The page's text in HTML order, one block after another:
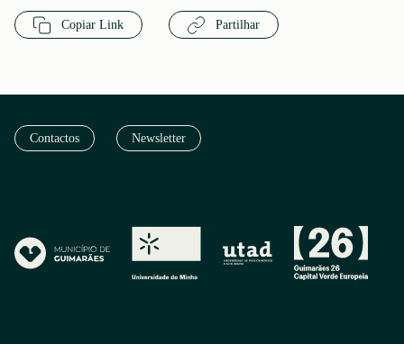
Copiar Link Partilhar
Contactos Newsletter